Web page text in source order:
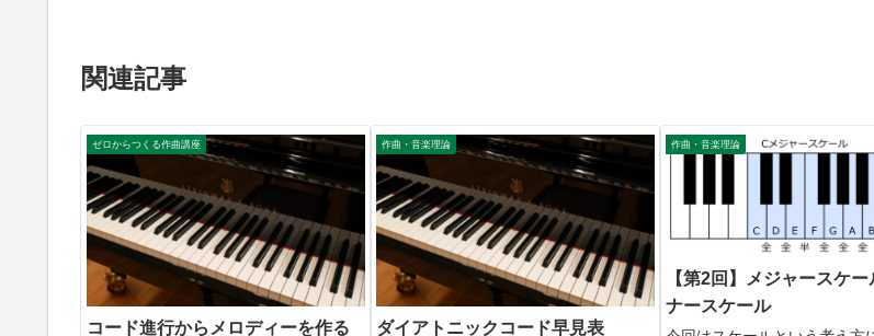
関連記事
ゼロからつくる作曲講座
コード進行からメロディーを作る
作曲・音楽理論
ダイアトニックコード早見表
作曲・音楽理論
【第2回】メジャースケー
ナースケール